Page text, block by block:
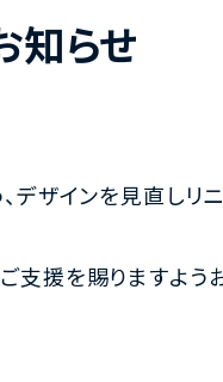
知らせ
ザインを見直しリ
援を賜りますよう